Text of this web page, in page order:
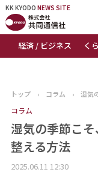
KK KYODO NEWS SITE
経済 / ビジネス く
KK KYODONEWS SITE
トップページ
ニュース
おすすめコンテンツ
出版物
トップ › コラム › 湿気
コラム
湿気の季節こ
整える方法
2025.06.11 12:30